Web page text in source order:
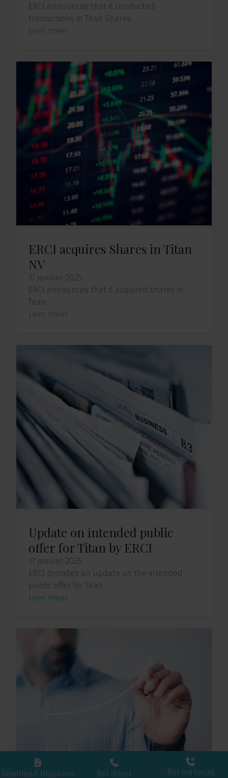
ERCI announces that it conducted
transactions in Titan Shares.
Lees meer
ERCI acquires Shares in Titan
NV
17 januari 2025
ERCI announces that it acquired shares in
Titan.
Lees meer
Update on intended public
offer for Titan by ERCI
17 januari 2025
ERCI provides an update on the intended
public offer for Titan.
Lees meer
Download brochure Bel direct Bel mij terug